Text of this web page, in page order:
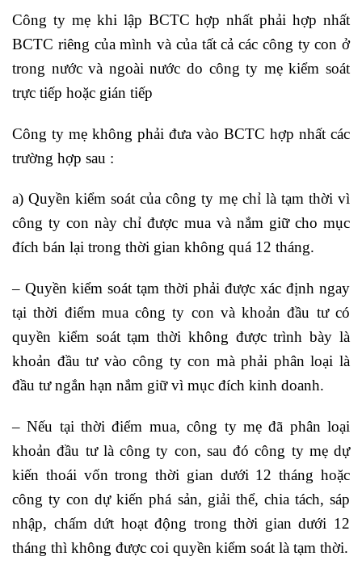
Công ty mẹ khi lập BCTC hợp nhất phải hợp nhất
BCTC riêng của mình và của tất cả các công ty con ở
trong nước và ngoài nước do công ty mẹ kiểm soát
trực tiếp hoặc gián tiếp
Công ty mẹ không phải đưa vào BCTC hợp nhất các
trường hợp sau :
a) Quyền kiểm soát của công ty mẹ chỉ là tạm thời vì
công ty con này chỉ được mua và nắm giữ cho mục
đích bán lại trong thời gian không quá 12 tháng.
– Quyền kiểm soát tạm thời phải được xác định ngay
tại thời điểm mua công ty con và khoản đầu tư có
quyền kiểm soát tạm thời không được trình bày là
khoản đầu tư vào công ty con mà phải phân loại là
đầu tư ngắn hạn nắm giữ vì mục đích kinh doanh.
– Nếu tại thời điểm mua, công ty mẹ đã phân loại
khoản đầu tư là công ty con, sau đó công ty mẹ dự
kiến thoái vốn trong thời gian dưới 12 tháng hoặc
công ty con dự kiến phá sản, giải thể, chia tách, sáp
nhập, chấm dứt hoạt động trong thời gian dưới 12
tháng thì không được coi quyền kiểm soát là tạm thời.